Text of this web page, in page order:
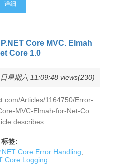
详细
Core MVC. Elmah
Core 1.0
星期六 11:09:48 views(230)
Articles/1164750/Error-
MVC-Elmah-for-Net-Co
describes
标签:
Core Error Handling
Core Logging